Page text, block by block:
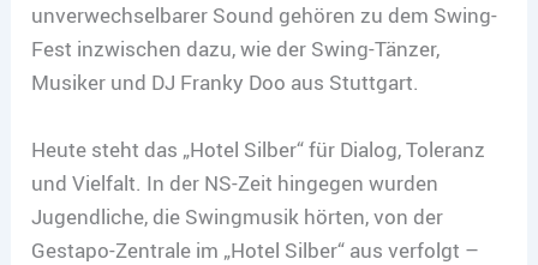
unverwechselbarer Sound gehören zu dem Swing-
Fest inzwischen dazu, wie der Swing-Tänzer,
Musiker und DJ Franky Doo aus Stuttgart.
Heute steht das „Hotel Silber“ für Dialog, Toleranz
und Vielfalt. In der NS-Zeit hingegen wurden
Jugendliche, die Swingmusik hörten, von der
Gestapo-Zentrale im „Hotel Silber“ aus verfolgt –